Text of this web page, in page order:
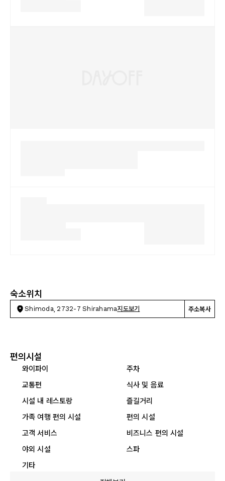
숙소위치
Shimoda, 2732-7 Shirahama지도보기 주소복사
편의시설
와이파이
주차
교통편
식사 및 음료
시설 내 레스토랑
즐길거리
가족 여행 편의 시설
편의 시설
고객 서비스
비즈니스 편의 시설
야외 시설
스파
기타